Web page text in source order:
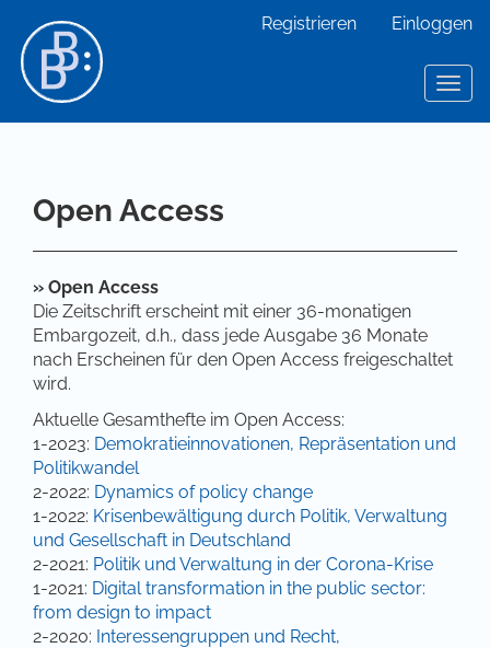
Hauptinhalt
Sidebar
Registrieren Einloggen
Open Access
» Open Access
Die Zeitschrift erscheint mit einer 36-monatigen
Embargozeit, d.h., dass jede Ausgabe 36 Monate
nach Erscheinen für den Open Access freigeschaltet
wird.
Aktuelle Gesamthefte im Open Access:
1-2023: Demokratieinnovationen, Repräsentation und
Politikwandel
2-2022: Dynamics of policy change
1-2022: Krisenbewältigung durch Politik, Verwaltung
und Gesellschaft in Deutschland
2-2021: Politik und Verwaltung in der Corona-Krise
1-2021: Digital transformation in the public sector:
from design to impact
2-2020: Interessengruppen und Recht,